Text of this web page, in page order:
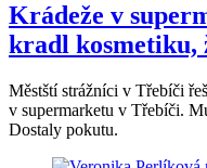
Krádeže v
kradl kosmetiku,
Městští strážníci v Třebíči
v supermarketu v Třebíči.
Dostaly pokutu.